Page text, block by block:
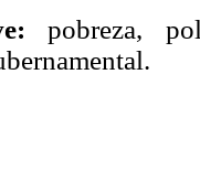
pobreza,